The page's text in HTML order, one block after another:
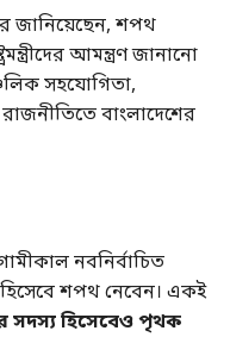
জানিয়েছেন, শপথ
আমন্ত্রণ জানানো
সহযোগিতা,
বাংলাদেশের
নবনির্বাচিত
শপথ নেবেন। একই
সদস্য হিসেবেও পৃথক